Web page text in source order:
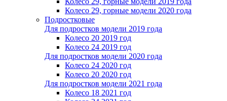
Колесо 29, горные модели 2020 года
Подростковые
Для подростков модели 2019 года
Колесо 20 2019 год
Колесо 24 2019 год
Для подростков модели 2020 года
Колесо 24 2020 год
Колесо 20 2020 год
Для подростков модели 2021 года
Колесо 18 2021 год